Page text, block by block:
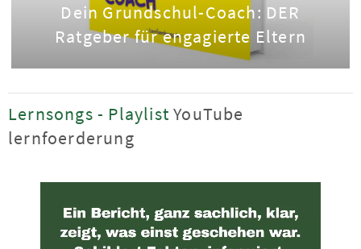
Dein Grundschul-Coach: DER
Ratgeber für engagierte Eltern
Lernsongs - PlaylistYouTube
lernfoerderung